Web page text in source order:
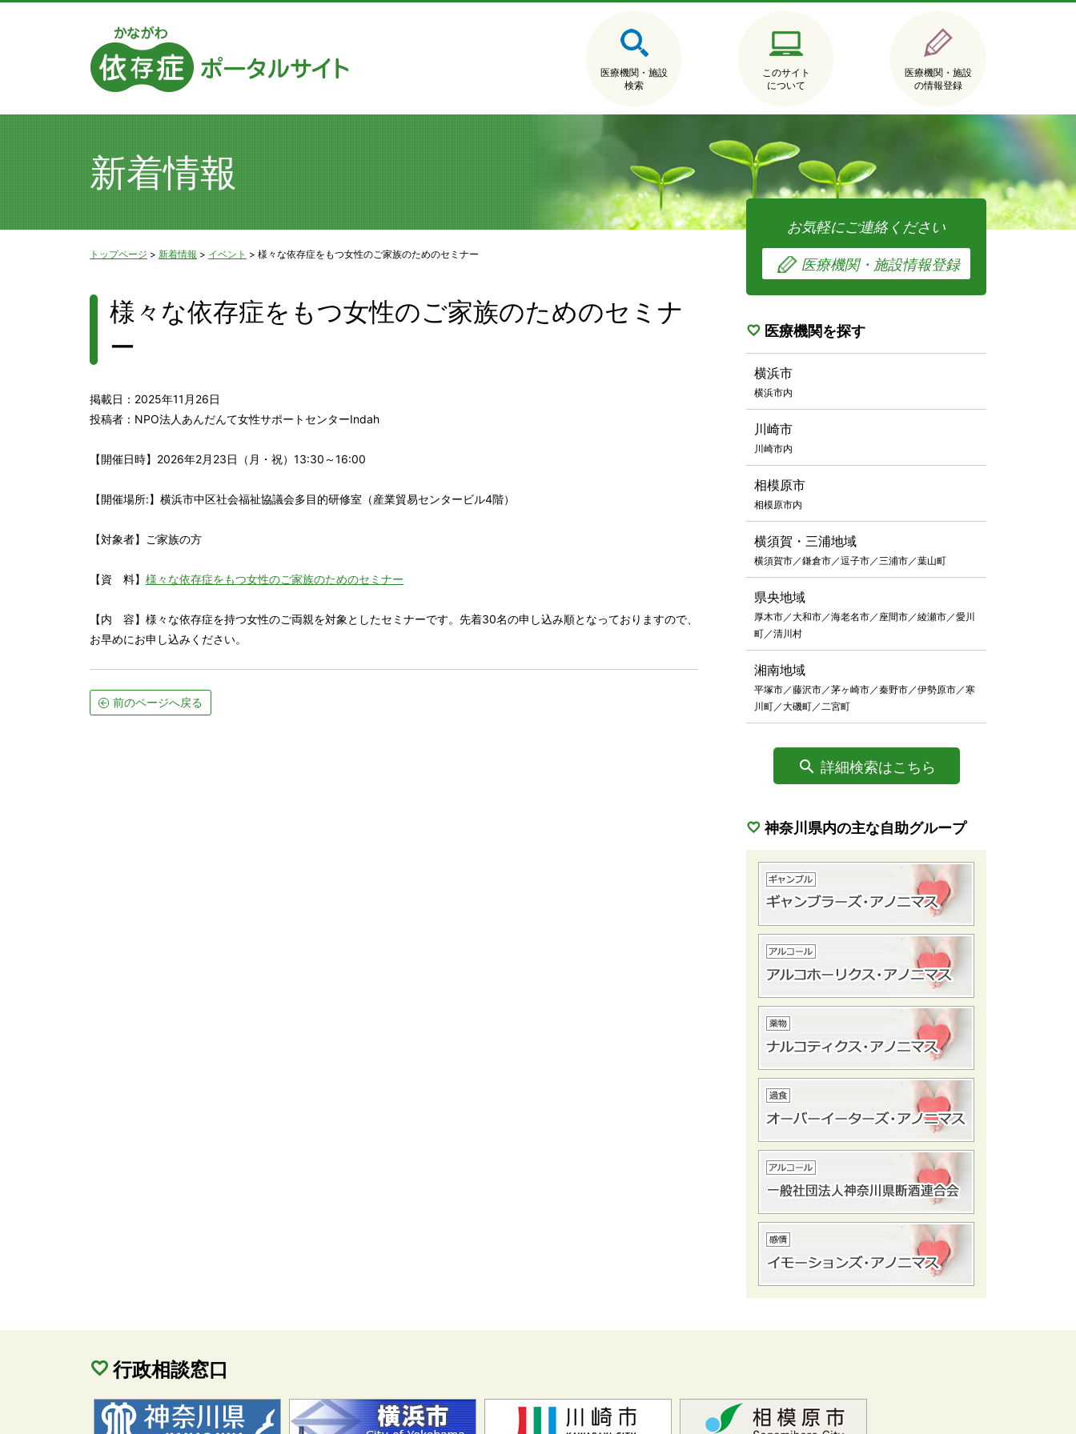
医療機関・施設
検索
このサイト
について
医療機関・施設
の情報登録
新着情報
トップページ > 新着情報 > イベント > 様々な依存症をもつ女性のご家族のためのセミナー
様々な依存症をもつ女性のご家族のためのセミナ
ー
掲載日：2025年11月26日
投稿者：NPO法人あんだんて女性サポートセンターIndah
【開催日時】2026年2月23日（月・祝）13:30～16:00
【開催場所:】横浜市中区社会福祉協議会多目的研修室（産業貿易センタービル4階）
【対象者】ご家族の方
【資 料】 様々な依存症をもつ女性のご家族のためのセミナー
【内 容】様々な依存症を持つ女性のご両親を対象としたセミナーです。先着30名の申し込み順となっておりますので、
お早めにお申し込みください。
前のページへ戻る
お気軽にご連絡ください
医療機関・施設情報登録
医療機関を探す
横浜市
横浜市内
川崎市
川崎市内
相模原市
相模原市内
横須賀・三浦地域
横須賀市／鎌倉市／逗子市／三浦市／葉山町
県央地域
厚木市／大和市／海老名市／座間市／綾瀬市／愛川
町／清川村
湘南地域
平塚市／藤沢市／茅ヶ崎市／秦野市／伊勢原市／寒
川町／大磯町／二宮町
詳細検索はこちら
神奈川県内の主な自助グループ
行政相談窓口